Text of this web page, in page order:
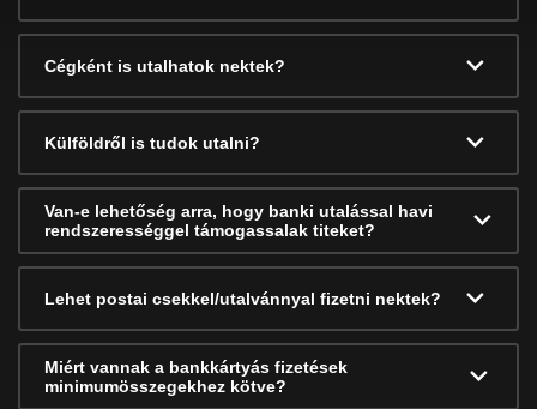
Cégként is utalhatok nektek?
Külföldről is tudok utalni?
Van-e lehetőség arra, hogy banki utalással havi
rendszerességgel támogassalak titeket?
Lehet postai csekkel/utalvánnyal fizetni nektek?
Miért vannak a bankkártyás fizetések
minimumösszegekhez kötve?